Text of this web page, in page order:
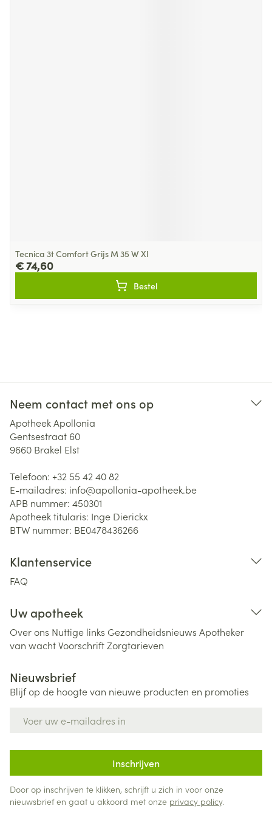
Tecnica 3t Comfort Grijs M 35 W Xl
€ 74,60
Bestel
Neem contact met ons op
Apotheek Apollonia
Gentsestraat 60
9660 Brakel Elst
Telefoon: +32 55 42 40 82
E-mailadres: info@apollonia-apotheek.be
APB nummer: 450301
Apotheek titularis: Inge Dierickx
BTW nummer: BE0478436266
Klantenservice
FAQ
Uw apotheek
Over ons Nuttige links Gezondheidsnieuws Apotheker
van wachtVoorschriftZorgtarieven
Nieuwsbrief
Blijf op de hoogte van nieuwe producten en promoties
Inschrijven
Door op inschrijven te klikken, schrijft u zich in voor onze
nieuwsbrief en gaat u akkoord met onze privacy policy.